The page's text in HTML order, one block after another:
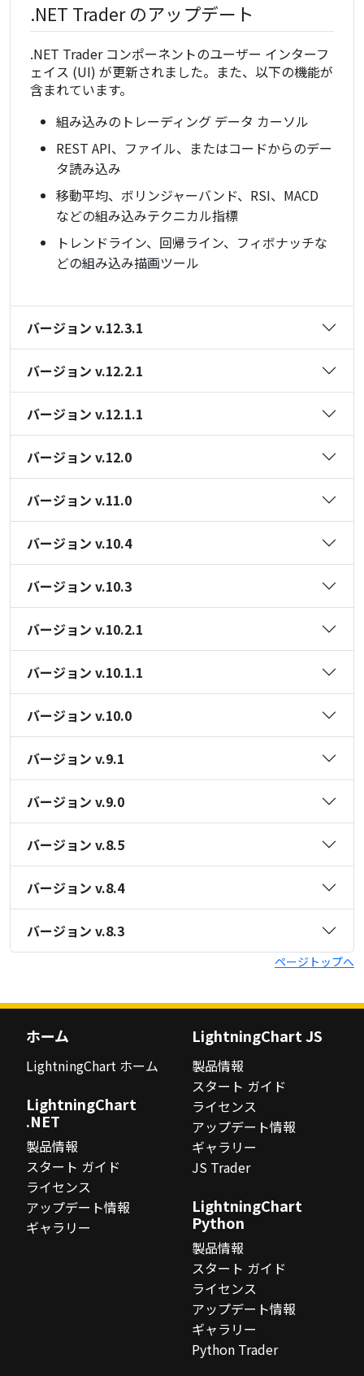
.NET Trader のアップデート
.NET Trader コンポーネントのユーザー インターフ
ェイス (UI) が更新されました。また、以下の機能が
含まれています。
組み込みのトレーディング データ カーソル
REST API、ファイル、またはコードからのデー
タ読み込み
移動平均、ボリンジャーバンド、RSI、MACD
などの組み込みテクニカル指標
トレンドライン、回帰ライン、フィボナッチな
どの組み込み描画ツール
バージョン v.12.3.1
バージョン v.12.2.1
バージョン v.12.1.1
バージョン v.12.0
バージョン v.11.0
バージョン v.10.4
バージョン v.10.3
バージョン v.10.2.1
バージョン v.10.1.1
バージョン v.10.0
バージョン v.9.1
バージョン v.9.0
バージョン v.8.5
バージョン v.8.4
バージョン v.8.3
ページトップへ
ホーム
LightningChart ホーム
LightningChart
.NET
製品情報
スタート ガイド
ライセンス
アップデート情報
ギャラリー
LightningChart JS
製品情報
スタート ガイド
ライセンス
アップデート情報
ギャラリー
JS Trader
LightningChart
Python
製品情報
スタート ガイド
ライセンス
アップデート情報
ギャラリー
Python Trader